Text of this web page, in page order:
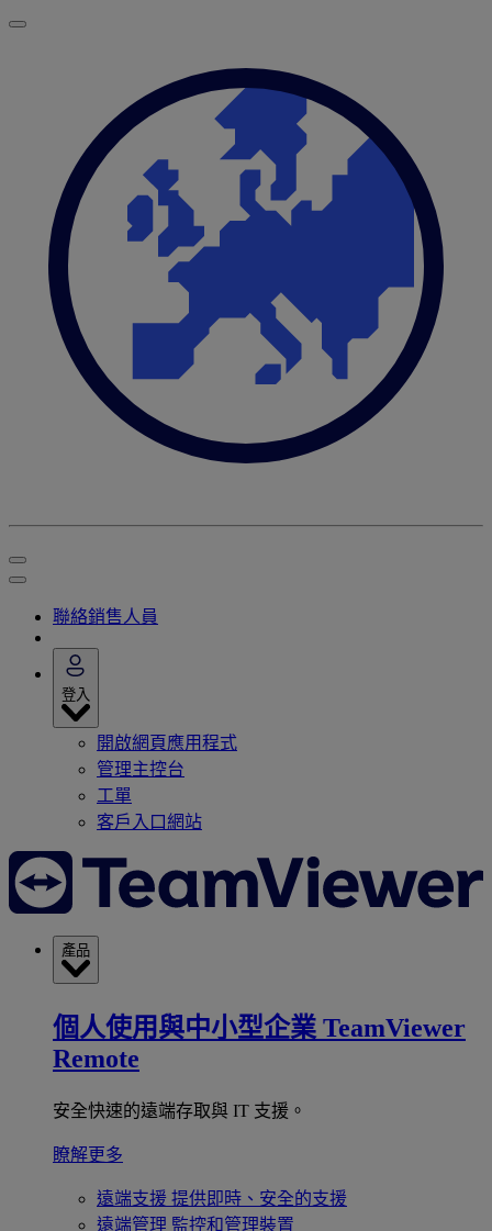
聯絡銷售人員
登入
開啟網頁應用程式
管理主控台
工單
客戶入口網站
產品
個人使用與中小型企業 TeamViewer
Remote
安全快速的遠端存取與 IT 支援。
瞭解更多
遠端支援 提供即時、安全的支援
遠端管理 監控和管理裝置